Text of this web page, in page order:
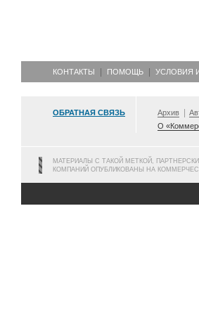
КОНТАКТЫ ПОМОЩЬ УСЛОВИЯ
ОБРАТНАЯ СВЯЗЬ Архив
О
МАТЕРИАЛЫ С ТАКОЙ МЕТКОЙ,
КОМПАНИЙ ОПУБЛИКОВАНЫ НА